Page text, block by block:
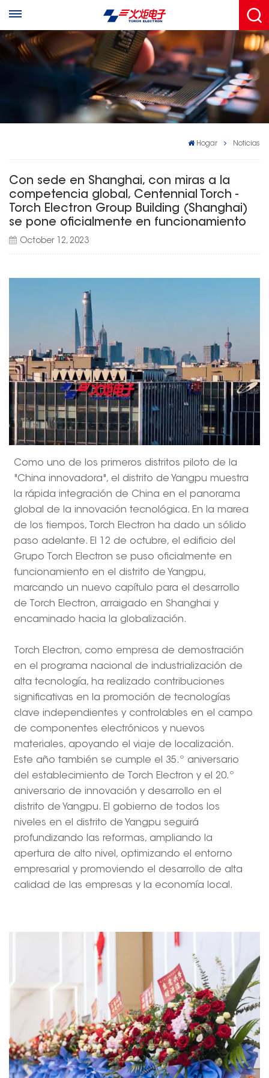
Hogar Noticias
Con sede en Shanghai, con miras a la
competencia global, Centennial Torch -
Torch Electron Group Building (Shanghai)
se pone oficialmente en funcionamiento
October 12, 2023
Como uno de los primeros distritos piloto de la
"China innovadora", el distrito de Yangpu muestra
la rápida integración de China en el panorama
global de la innovación tecnológica. En la marea
de los tiempos, Torch Electron ha dado un sólido
paso adelante. El 12 de octubre, el edificio del
Grupo Torch Electron se puso oficialmente en
funcionamiento en el distrito de Yangpu,
marcando un nuevo capítulo para el desarrollo
de Torch Electron, arraigado en Shanghai y
encaminado hacia la globalización.
Torch Electron, como empresa de demostración
en el programa nacional de industrialización de
alta tecnología, ha realizado contribuciones
significativas en la promoción de tecnologías
clave independientes y controlables en el campo
de componentes electrónicos y nuevos
materiales, apoyando el viaje de localización.
Este año también se cumple el 35.º aniversario
del establecimiento de Torch Electron y el 20.º
aniversario de innovación y desarrollo en el
distrito de Yangpu. El gobierno de todos los
niveles en el distrito de Yangpu seguirá
profundizando las reformas, ampliando la
apertura de alto nivel, optimizando el entorno
empresarial y promoviendo el desarrollo de alta
calidad de las empresas y la economía local.